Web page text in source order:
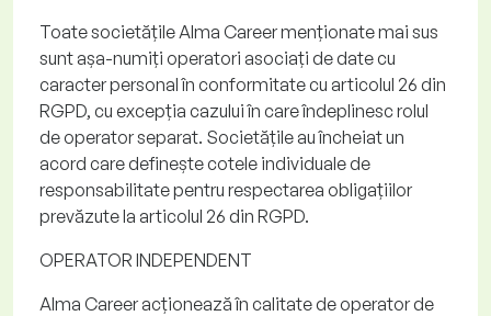
Toate societățile Alma Careermenționate mai sus
sunt așa-numiți operatori asociați de date cu
caracter personal în conformitate cu articolul 26 din
RGPD, cu excepția cazului în care îndeplinesc rolul
de operator separat. Societățile au încheiat un
acord care definește cotele individuale de
responsabilitate pentru respectarea obligațiilor
prevăzute la articolul 26 din RGPD.
OPERATOR INDEPENDENT
Alma Careeracționează în calitate de operator de